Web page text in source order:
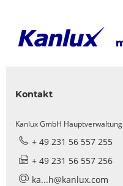
Kontakt
Kanlux GmbH Hauptverwaltung
+ 49 231 56 557 255
+ 49 231 56 557 256
ka...h@kanlux.com